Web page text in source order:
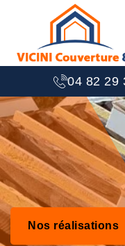
04 82 29
Nos réalisations